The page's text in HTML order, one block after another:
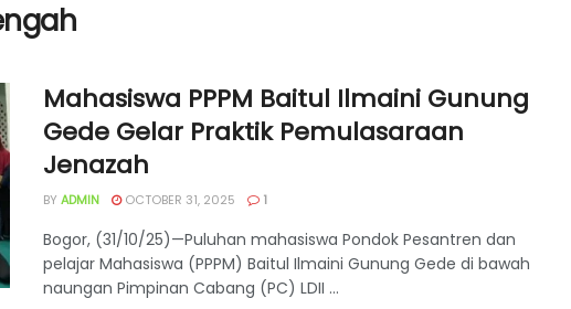
Mahasiswa PPPM Baitul Ilmaini Gunung
Gede Gelar Praktik Pemulasaraan
Jenazah
BY ADMIN OCTOBER 31, 2025 1
Bogor, (31/10/25)—Puluhan mahasiswa Pondok Pesantren dan
pelajar Mahasiswa (PPPM) Baitul Ilmaini Gunung Gede di bawah
naungan Pimpinan Cabang (PC) LDII ...